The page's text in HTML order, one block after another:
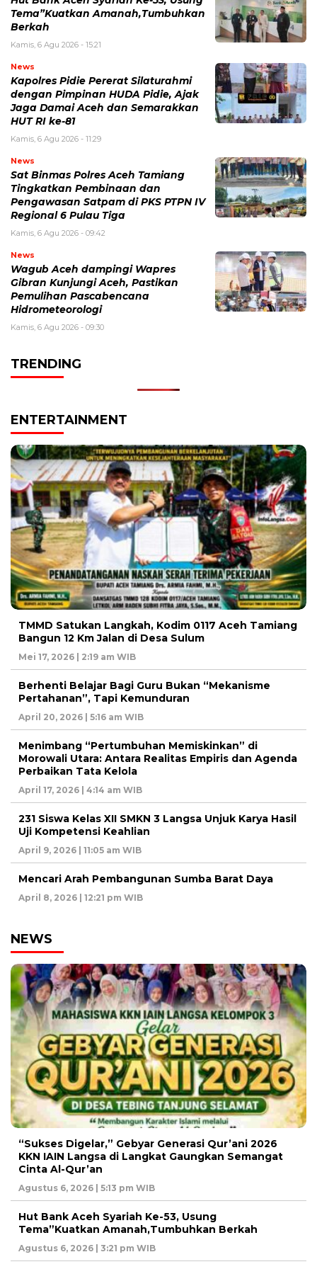
Tema”Kuatkan Amanah,Tumbuhkan
Berkah
Kamis, 6 Agu 2026 - 15:21
News
Kapolres Pidie Pererat Silaturahmi
dengan Pimpinan HUDA Pidie, Ajak
Jaga Damai Aceh dan Semarakkan
HUT RI ke-81
Kamis, 6 Agu 2026 - 11:29
News
Sat Binmas Polres Aceh Tamiang
Tingkatkan Pembinaan dan
Pengawasan Satpam di PKS PTPN IV
Regional 6 Pulau Tiga
Kamis, 6 Agu 2026 - 09:42
News
Wagub Aceh dampingi Wapres
Gibran Kunjungi Aceh, Pastikan
Pemulihan Pascabencana
Hidrometeorologi
Kamis, 6 Agu 2026 - 09:30
TRENDING
ENTERTAINMENT
TMMD Satukan Langkah, Kodim 0117 Aceh Tamiang
Bangun 12 Km Jalan di Desa Sulum
Mei 17, 2026 | 2:19 am WIB
Berhenti Belajar Bagi Guru Bukan “Mekanisme
Pertahanan”, Tapi Kemunduran
April 20, 2026 | 5:16 am WIB
Menimbang “Pertumbuhan Memiskinkan” di
Morowali Utara: Antara Realitas Empiris dan Agenda
Perbaikan Tata Kelola
April 17, 2026 | 4:14 am WIB
231 Siswa Kelas XII SMKN 3 Langsa Unjuk Karya Hasil
Uji Kompetensi Keahlian
April 9, 2026 | 11:05 am WIB
Mencari Arah Pembangunan Sumba Barat Daya
April 8, 2026 | 12:21 pm WIB
NEWS
“Sukses Digelar,” Gebyar Generasi Qur’ani 2026
KKN IAIN Langsa di Langkat Gaungkan Semangat
Cinta Al-Qur’an
Agustus 6, 2026 | 5:13 pm WIB
Hut Bank Aceh Syariah Ke-53, Usung
Tema”Kuatkan Amanah,Tumbuhkan Berkah
Agustus 6, 2026 | 3:21 pm WIB